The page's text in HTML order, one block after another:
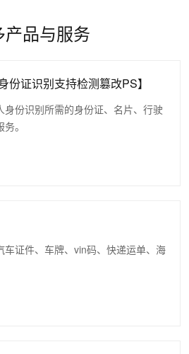
产品与服务
份证识别支持检测篡改PS】
份识别所需的身份证、名片、行驶
。
车证件、车牌、vin码、快递运单、海